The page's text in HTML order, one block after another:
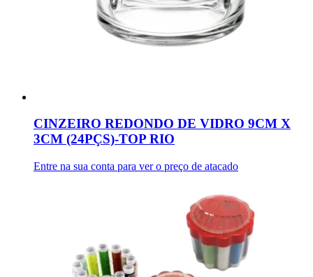
CINZEIRO REDONDO DE VIDRO 9CM X
3CM (24PÇS)-TOP RIO
Entre na sua conta para ver o preço de atacado